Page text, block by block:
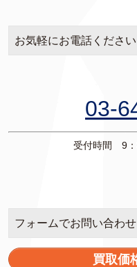
お気軽にお電話ください
03-
受付時間 9
フォームでお問い合わせ
買取価